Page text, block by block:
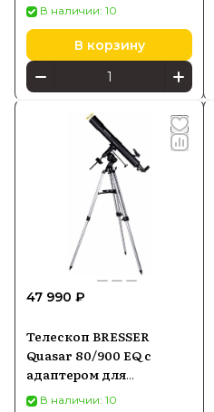
В наличии: 10
В корзину
47 990 ₽
Телескоп BRESSER
Quasar 80/900 EQ с
адаптером для
смартфона черный
В наличии: 10